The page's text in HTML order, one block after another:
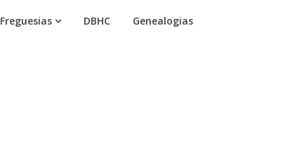
Freguesias DBHC Genealogias